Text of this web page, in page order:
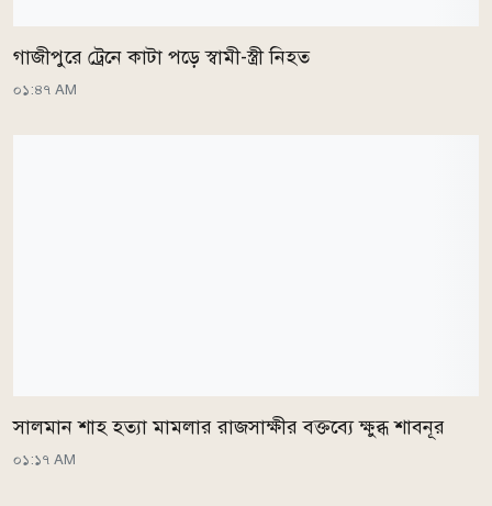
গাজীপুরে ট্রেনে কাটা পড়ে স্বামী-স্ত্রী নিহত
০১:৪৭ AM
সালমান শাহ হত্যা মামলার রাজসাক্ষীর বক্তব্যে ক্ষুব্ধ শাবনূর
০১:১৭ AM